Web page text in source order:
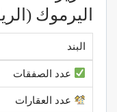
اليرموك
البند
عدد الصفقات
عدد العقارات